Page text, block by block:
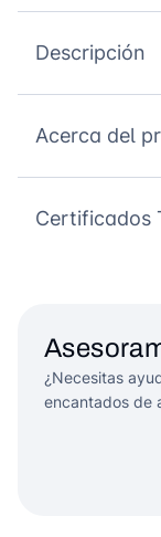
Descripción
Acerca del
Certificados
¿Necesitas
encantados de